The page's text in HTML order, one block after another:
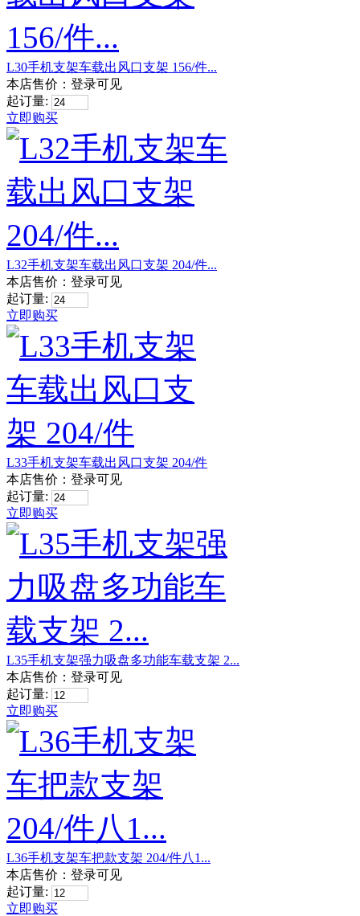
L30手机支架车载出风口支架 156/件...
本店售价： 登录可见
起订量:
立即购买
L32手机支架车载出风口支架 204/件...
本店售价： 登录可见
起订量:
立即购买
L33手机支架车载出风口支架 204/件
本店售价： 登录可见
起订量:
立即购买
L35手机支架强力吸盘多功能车载支架 2...
本店售价： 登录可见
起订量:
立即购买
L36手机支架车把款支架 204/件八1...
本店售价： 登录可见
起订量:
立即购买